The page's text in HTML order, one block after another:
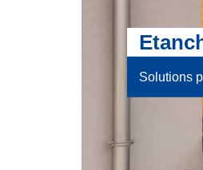
Solutions